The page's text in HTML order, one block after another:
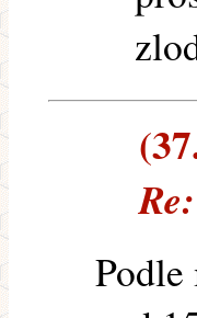
Re: